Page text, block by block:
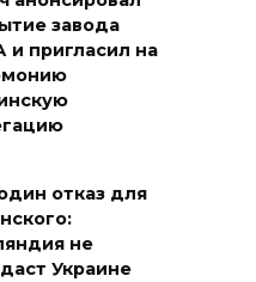
завода
и пригласил на
отказ для
не
Украине